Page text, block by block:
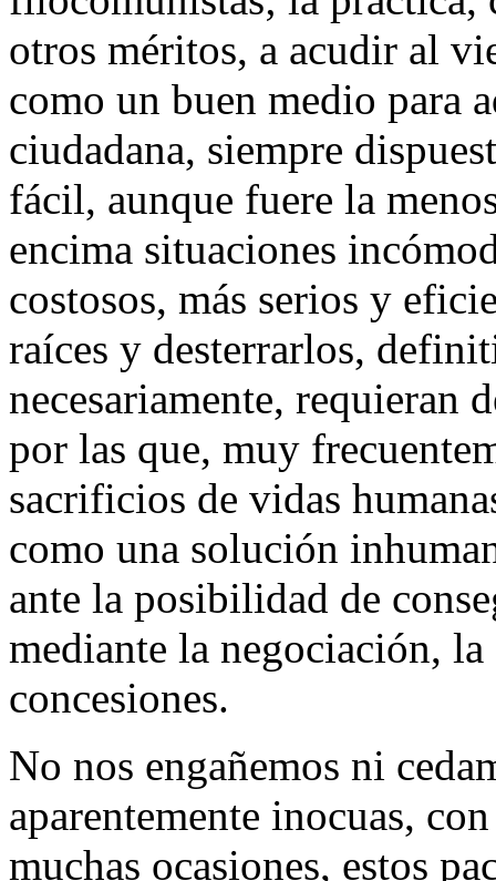
otros méritos, a acudir al
como un buen medio para
ciudadana, siempre
fácil, aunque fuere la
encima situaciones
costosos, más serios y
raíces y desterrarlos,
necesariamente, requieran
por las que, muy
sacrificios de vidas
como una solución
ante la posibilidad de
mediante la negociación,
concesiones.
No nos engañemos ni
aparentemente inocuas,
muchas ocasiones, estos